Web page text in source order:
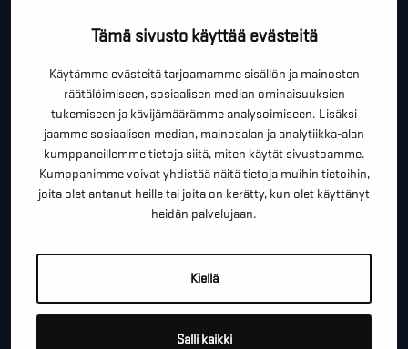
Tämä sivusto käyttää evästeitä
Käytämme evästeitä tarjoamamme sisällön ja mainosten
räätälöimiseen, sosiaalisen median ominaisuuksien
tukemiseen ja kävijämäärämme analysoimiseen. Lisäksi
jaamme sosiaalisen median, mainosalan ja analytiikka-alan
kumppaneillemme tietoja siitä, miten käytät sivustoamme.
Kumppanimme voivat yhdistää näitä tietoja muihin tietoihin,
joita olet antanut heille tai joita on kerätty, kun olet käyttänyt
heidän palvelujaan.
Kiellä
Salli kaikki
kartoituskäyntiä tai ihan vain lähettää lämpimiä
terveisiä!
" näyttää pakolliset kentät
ETUNIMI SUKUNIMI *
SÄHKÖPOSTI *